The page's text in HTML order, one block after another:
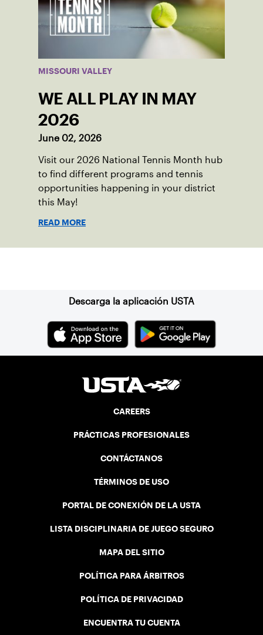
MISSOURI VALLEY
WE ALL PLAY IN MAY
2026
June 02, 2026
Visit our 2026 National Tennis Month hub
to find different programs and tennis
opportunities happening in your district
this May!
READ MORE
Descarga la aplicación USTA
CAREERS
PRÁCTICAS PROFESIONALES
CONTÁCTANOS
TÉRMINOS DE USO
PORTAL DE CONEXIÓN DE LA USTA
LISTA DISCIPLINARIA DE JUEGO SEGURO
MAPA DEL SITIO
POLÍTICA PARA ÁRBITROS
POLÍTICA DE PRIVACIDAD
ENCUENTRA TU CUENTA